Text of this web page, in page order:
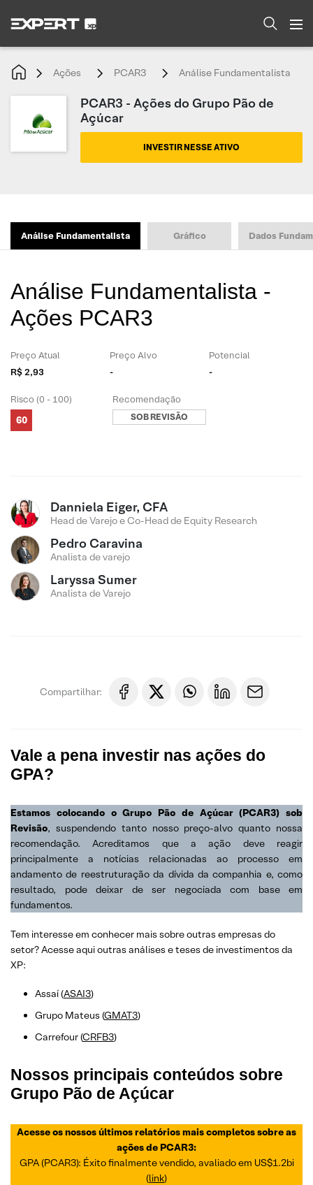
Ações PCAR3 Análise Fundamentalista
PCAR3 - Ações do Grupo Pão de
Açúcar
INVESTIR NESSE ATIVO
Análise Fundamentalista Gráfico Dados
Análise Fundamentalista -
Ações PCAR3
Preço Atual
R$ 2,93
Preço Alvo
-
Potencial
-
Risco (0 - 100)
60
Recomendação
SOB REVISÃO
Danniela Eiger, CFA
Head de Varejo e Co-Head de Equity Research
Pedro Caravina
Analista de varejo
Laryssa Sumer
Analista de Varejo
Compartilhar:
Vale a pena investir nas ações do
GPA?
Estamos colocando o Grupo Pão de Açúcar (PCAR3) sob
Revisão, suspendendo tanto nosso preço-alvo quanto nossa
recomendação. Acreditamos que a ação deve reagir
principalmente a notícias relacionadas ao processo em
andamento de reestruturação da dívida da companhia e, como
resultado, pode deixar de ser negociada com base em
fundamentos.
Tem interesse em conhecer mais sobre outras empresas do
setor? Acesse aqui outras análises e teses de investimentos da
XP:
Assaí (ASAI3)
Grupo Mateus (GMAT3)
Carrefour (CRFB3)
Nossos principais conteúdos sobre
Grupo Pão de Açúcar
Acesse os nossos últimos relatórios mais completos sobre as
ações de PCAR3:
GPA (PCAR3): Éxito finalmente vendido, avaliado em US$1.2bi
(link)